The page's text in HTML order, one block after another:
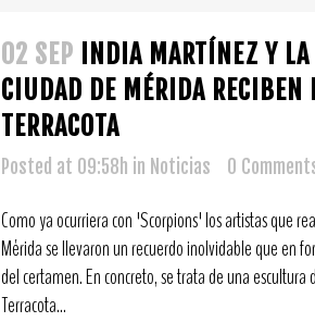
02 SEP
INDIA MARTÍNEZ Y
CIUDAD DE MÉRIDA RECIBEN
TERRACOTA
Posted at 09:58h in Noticias 0
Como ya ocurriera con 'Scorpions' los artistas que
Mérida se llevaron un recuerdo inolvidable que en
del certamen. En concreto, se trata de una escultura
Terracota...